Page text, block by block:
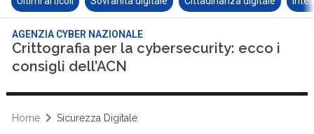
AGENZIA CYBER NAZIONALE
Crittografia per la cybersecurity: ecco i
consigli dell’ACN
Home Sicurezza Digitale